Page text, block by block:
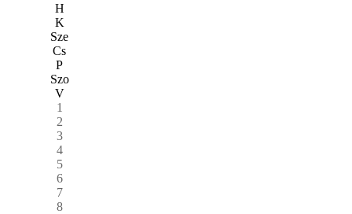
H
K
Sze
Cs
P
Szo
V
1
2
3
4
5
6
7
8